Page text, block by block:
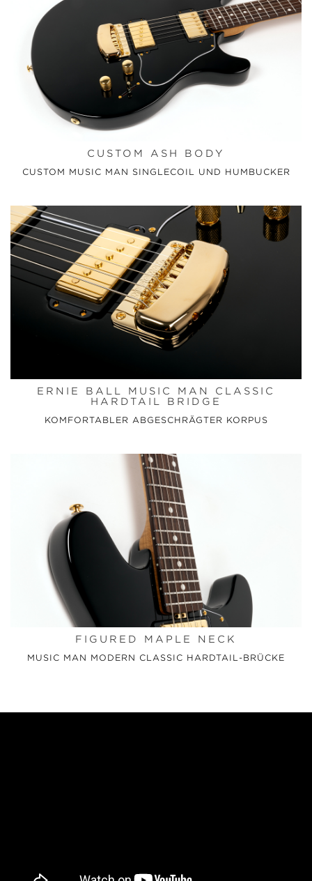
CUSTOM ASH BODY
CUSTOM MUSIC MAN SINGLECOIL UND HUMBUCKER
ERNIE BALL MUSIC MAN CLASSIC
HARDTAIL BRIDGE
KOMFORTABLER ABGESCHRÄGTER KORPUS
FIGURED MAPLE NECK
MUSIC MAN MODERN CLASSIC HARDTAIL-BRÜCKE